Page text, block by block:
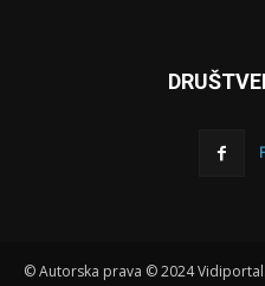
© Autorska prava © 2024